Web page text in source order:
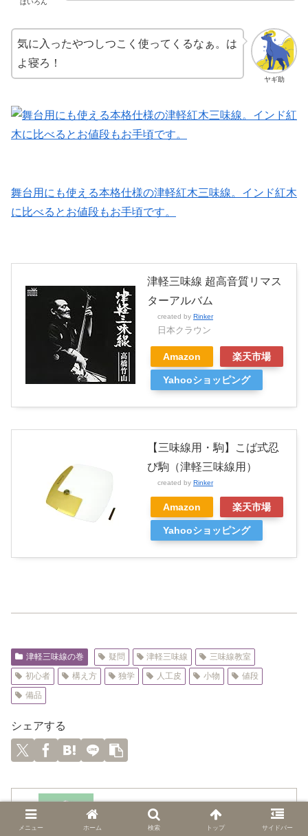
ばいろん
ヤギ助
気に入ったやつしつこく使ってくるなぁ。は
よ寝ろ！
舞台用にも使える本格仕様の津軽紅木三味線。インド紅木
に比べるとお値段もお手頃です。
津軽三味線 超高音質リマス
ターアルバム
created by Rinker
日本クラウン
Amazon 楽天市場
Yahooショッピング
【三味線用・駒】こば式忍
び駒（津軽三味線用）
created by Rinker
Amazon 楽天市場
Yahooショッピング
津軽三味線の巻 疑問 津軽三味線
三味線教室
初心者
構え方 独学 人工皮 小物
値段
備品
シェアする
指すりとは？自分で作ることは出来る？【津軽
三味線】
メニュー ホーム 検索 トップ サイドバー